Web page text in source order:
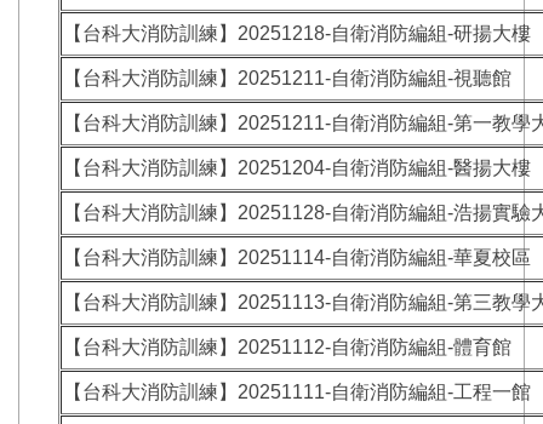
【台科大消防訓練】20251218-自衛消防編組-研揚大樓
【台科大消防訓練】20251211-自衛消防編組-視聽館
【台科大消防訓練】20251211-自衛消防編組-第一教學
【台科大消防訓練】20251204-自衛消防編組-醫揚大樓
【台科大消防訓練】20251128-自衛消防編組-浩揚實驗
【台科大消防訓練】20251114-自衛消防編組-華夏校區
【台科大消防訓練】20251113-自衛消防編組-第三教學
【台科大消防訓練】20251112-自衛消防編組-體育館
【台科大消防訓練】20251111-自衛消防編組-工程一館